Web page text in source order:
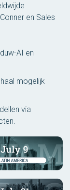
en Sales
AI en
mogelijk
via